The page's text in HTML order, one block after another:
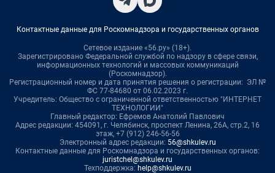
Контактные данные для Роскомнадзора и государственных органов
Сетевое издание «56.ру» (18+).
Зарегистрировано Федеральной службой по надзору в сфере связи,
информационных технологий и массовых коммуникаций
(Роскомнадзор).
Регистрационный номер и дата принятия решения о регистрации: ЭЛ №
ФС 77-84680 от 06.02.2023 г.
Учредитель: Общество с ограниченной ответственностью "ИНТЕРНЕТ
ТЕХНОЛОГИИ"
Главный редактор: Ефремов Анатолий Павлович
Адрес редакции: 454091, г. Челябинск, проспект Ленина, 26А, стр.2, 16
этаж, +7 (912) 246-56-56
Электронный адрес редакции: 56@shkulev.ru
Контактные данные для Роскомнадзора и государственных органов:
juristchel@shkulev.ru
Техподдержка: help@shkulev.ru